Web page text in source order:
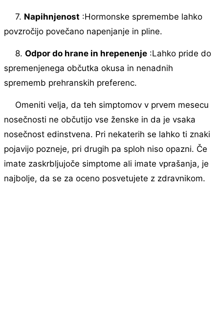
7. Napihnjenost :Hormonske spremembe lahko
povzročijo povečano napenjanje in pline.
8. Odpor do hrane in hrepenenje:Lahko pride do
spremenjenega občutka okusa in nenadnih
sprememb prehranskih preferenc.
Omeniti velja, da teh simptomov v prvem mesecu
nosečnosti ne občutijo vse ženske in da je vsaka
nosečnost edinstvena. Pri nekaterih se lahko ti znaki
pojavijo pozneje, pri drugih pa sploh niso opazni. Če
imate zaskrbljujoče simptome ali imate vprašanja, je
najbolje, da se za oceno posvetujete z zdravnikom.